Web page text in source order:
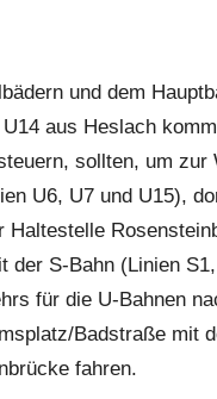
und dem
aus Heslach
sollten, um
U6, U7 und U15),
Haltestelle
der S-Bahn (Linien
für die U-Bahnen
Badstraße mit
fahren.